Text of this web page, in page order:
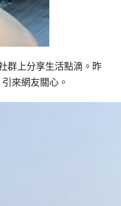
群上分享生活點滴。昨
來網友關心。